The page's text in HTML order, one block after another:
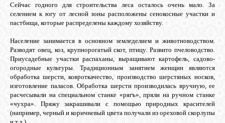
О САЙТЕ
ФОТО
МУЗЫКА
Сейчас годного для строительства леса осталось очень мало. За
селением к югу от лесной зоны расположены сенокосные участки и
пастбища, которые распределены каждому хозяйству.
Население занимается в основном земледелием и животноводством.
Разводят овец, коз, крупнорогатый скот, птицу. Развито пчеловодство.
Приусадебные участки распаханы, выращивают картофель, садово-
огородные культуры. Традиционным занятием женщин являются
обработка шерсти, ковроткачество, производство шерстяных носков,
изготовление паласов. Обработка шерсти производилась вручную, ее
расчесывали на специальном станке «рягъ», пряли на ручном станке
«чухра». Пряжу закрашивали с помощью природных красителей
(например, черный и коричневый цвета получали из ореховой скорлупы